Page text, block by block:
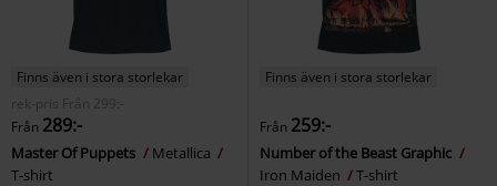
Finns även i stora storlekar
rek-pris
Från 299:-
Från 289:-
Master Of Puppets
Metallica
T-shirt
Finns även i stora storlekar
Från 259:-
Number of the Beast Graphic
Iron Maiden
T-shirt